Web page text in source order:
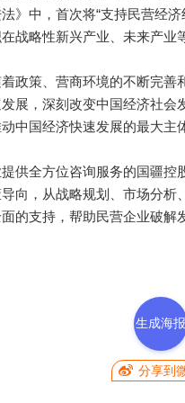
》中，首次将“支持民营经
战略性新兴产业、未来产业
策、营商环境的不断完善
展，深刻改变中国经济社会
中国经济快速发展的最大主
全方位咨询服务的国疆控
向，从战略规划、市场分
的支持，帮助民营企业破
生成海报
分享到